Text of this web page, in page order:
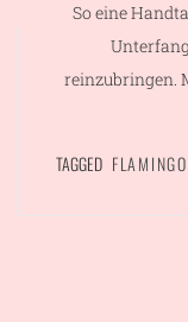
So eine
reinzubringen.
TAGGED FLAMINGO